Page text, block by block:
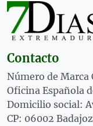
Contacto
Número de Marca
Oficina Española
Domicilio social:
CP: 06002 Badajoz